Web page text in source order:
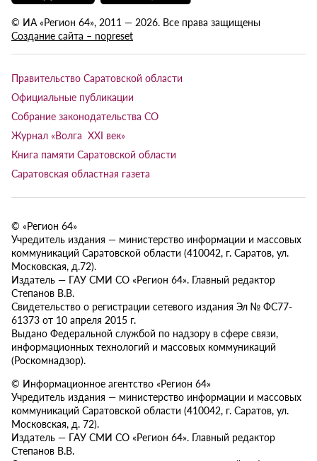
© ИА «Регион 64», 2011 — 2026. Все права защищены
Создание сайта – nopreset
Правительство Саратовской области
Официальные публикации
Собрание законодательства СО
Журнал «Волга XXI век»
Книга памяти Саратовской области
Саратовская областная газета
© «Регион 64»
Учредитель издания — министерство информации и массовых
коммуникаций Саратовской области (410042, г. Саратов, ул.
Московская, д.72).
Издатель — ГАУ СМИ СО «Регион 64». Главный редактор
Степанов В.В.
Свидетельство о регистрации сетевого издания Эл № ФС77-
61373 от 10 апреля 2015 г.
Выдано Федеральной службой по надзору в сфере связи,
информационных технологий и массовых коммуникаций
(Роскомнадзор).
© Информационное агентство «Регион 64»
Учредитель издания — министерство информации и массовых
коммуникаций Саратовской области (410042, г. Саратов, ул.
Московская, д. 72).
Издатель — ГАУ СМИ СО «Регион 64». Главный редактор
Степанов В.В.